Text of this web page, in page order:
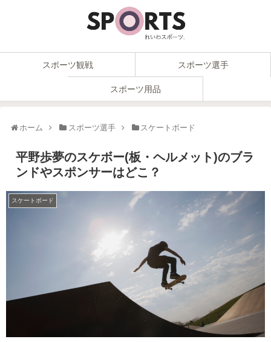
スポーツ観戦 スポーツ選手
スポーツ用品
ホーム スポーツ選手 スケートボード
平野歩夢のスケボー(板・ヘルメット)のブラ
ンドやスポンサーはどこ？
スケートボード